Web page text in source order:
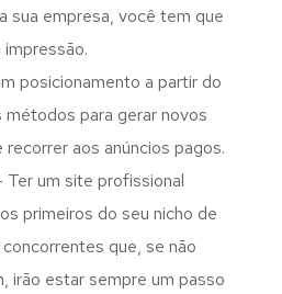
sua empresa, você tem que
impressão.
posicionamento a partir do
para gerar novos
aos anúncios pagos.
um site profissional
primeiros do seu nicho de
que, se não
irão estar sempre um passo